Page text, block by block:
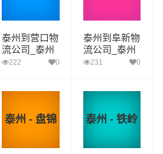
泰州到营口物
流公司_泰州
到营口货运_
222 0
泰州到阜新物
流公司_泰州
到阜新货运_
231 0
泰州 - 盘锦 泰州 - 铁岭